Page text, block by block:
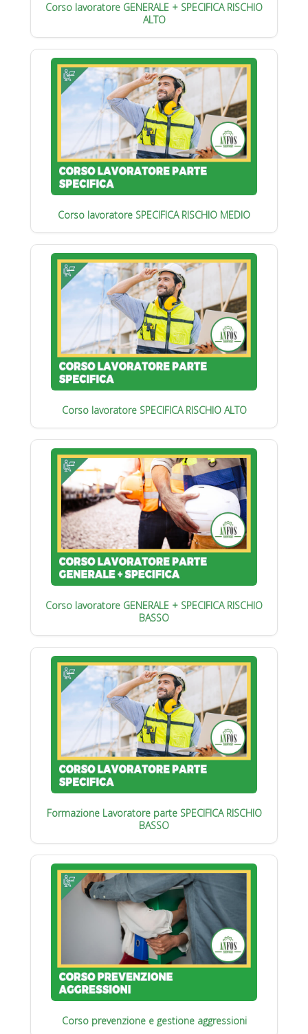
Corso lavoratore GENERALE + SPECIFICA RISCHIO
ALTO
Corso lavoratore SPECIFICA RISCHIO MEDIO
Corso lavoratore SPECIFICA RISCHIO ALTO
Corso lavoratore GENERALE + SPECIFICA RISCHIO
BASSO
Formazione Lavoratore parte SPECIFICA RISCHIO
BASSO
Corso prevenzione e gestione aggressioni